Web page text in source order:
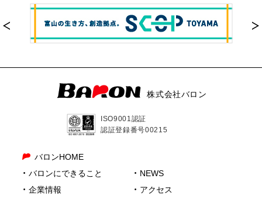
株式会社バロン
ISO9001認証
認証登録番号00215
バロンHOME
バロンにできること
NEWS
企業情報
アクセス